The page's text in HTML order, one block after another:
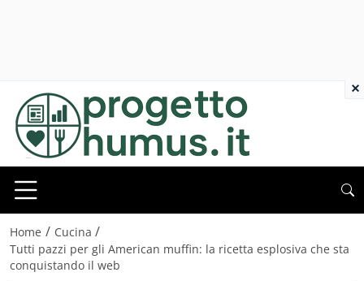
Home / Cucina /
Tutti pazzi per gli American muffin: la ricetta esplosiva che sta
conquistando il web
×